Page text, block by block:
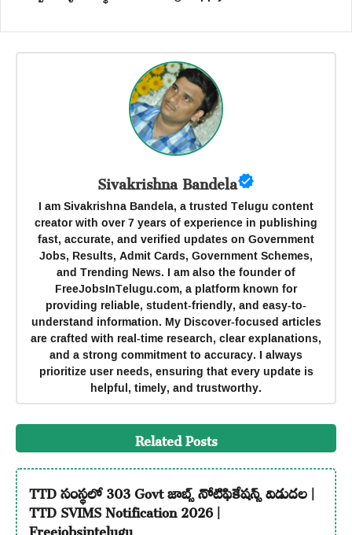
Sivakrishna Bandela
I am Sivakrishna Bandela, a trusted Telugu content
creator with over 7 years of experience in publishing
fast, accurate, and verified updates on Government
Jobs, Results, Admit Cards, Government Schemes,
and Trending News. I am also the founder of
FreeJobsInTelugu.com, a platform known for
providing reliable, student-friendly, and easy-to-
understand information. My Discover-focused articles
are crafted with real-time research, clear explanations,
and a strong commitment to accuracy. I always
prioritize user needs, ensuring that every update is
helpful, timely, and trustworthy.
Related Posts
TTD సంస్థలో 303 Govt జాబ్స్ నోటిఫికేషన్స్ విడుదల |
TTD SVIMS Notification 2026 |
Freejobsintelugu